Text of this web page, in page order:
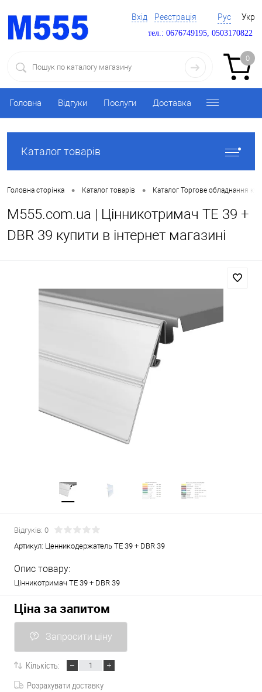
Вхід Реєстрація Рус Укр
тел.: 0676749195, 0503170822
0
Головна Відгуки Послуги Доставка
Каталог товарів
Головна сторінка • Каталог товарів • Каталог Торгове обладнання
M555.com.ua | Цінникотримач TE 39 +
DBR 39 купити в інтернет магазині
Відгуків: 0
Артикул: Ценникодержатель TE 39 + DBR 39
Опис товару:
Цінникотримач TE 39 + DBR 39
Ціна за запитом
Запросити ціну
Кількість:
Розрахувати доставку